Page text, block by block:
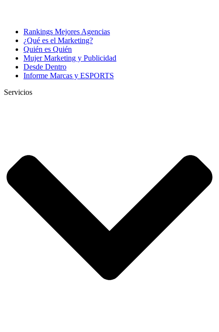
Rankings Mejores Agencias
¿Qué es el Marketing?
Quién es Quién
Mujer Marketing y Publicidad
Desde Dentro
Informe Marcas y ESPORTS
Servicios